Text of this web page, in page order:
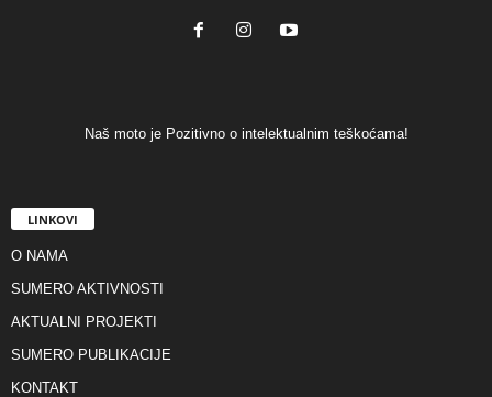
Naš moto je Pozitivno o intelektualnim teškoćama!
LINKOVI
O NAMA
SUMERO AKTIVNOSTI
AKTUALNI PROJEKTI
SUMERO PUBLIKACIJE
KONTAKT